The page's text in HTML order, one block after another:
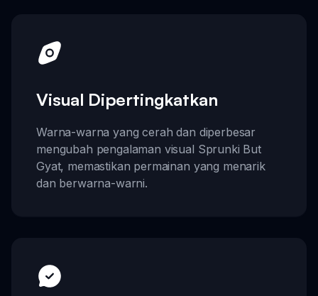
Visual Dipertingkatkan
Warna-warna yang cerah dan diperbesar
mengubah pengalaman visual Sprunki But
Gyat, memastikan permainan yang menarik
dan berwarna-warni.